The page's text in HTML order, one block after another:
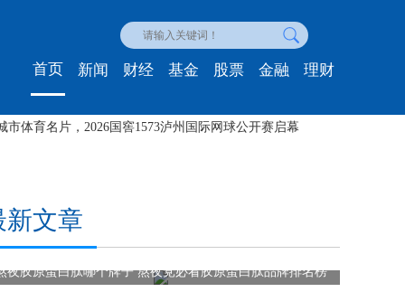
首页 新闻 财经 基金 股票 金融 理财
方售后网点（多城市）实地核验及全国网点汇总报告
新文章
夜胶原蛋白肽哪个牌子 熬夜党必看胶原蛋白肽品牌排名榜